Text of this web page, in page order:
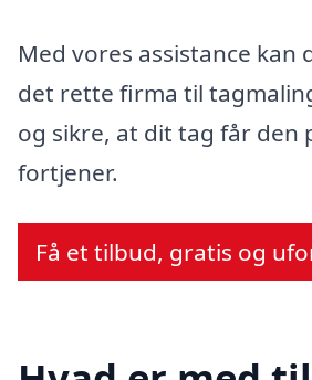
Med vores assistance kan
det rette firma til
og sikre, at dit tag får den
fortjener.
Få et tilbud, gratis og